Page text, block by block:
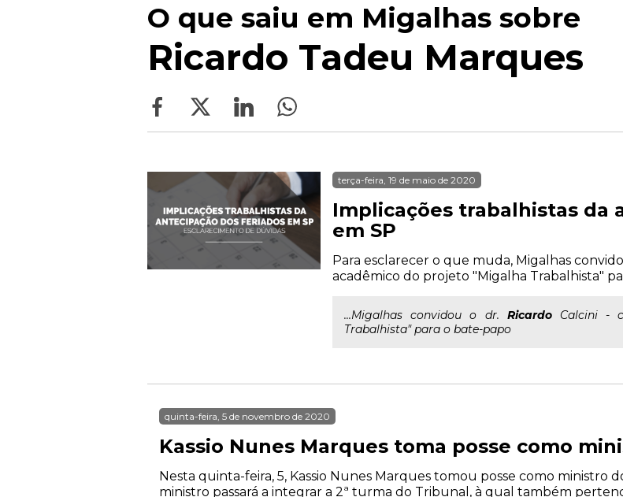
O que saiu em Migalhas sobre
Ricardo Tadeu Marques
terça-feira, 19 de maio de 2020
Implicações trabalhistas da
em SP
Para esclarecer o que muda, Migalhas
acadêmico do projeto "Migalha Trabalhista"
...Migalhas convidou o dr. RicardoCalcini -
Trabalhista" para o bate-papo
quinta-feira, 5 de novembro de 2020
Kassio Nunes Marques toma posse como
Nesta quinta-feira, 5, Kassio Nunes Marques tomou posse como ministro
ministro passará a integrar a 2ª turma do Tribunal, à qual também